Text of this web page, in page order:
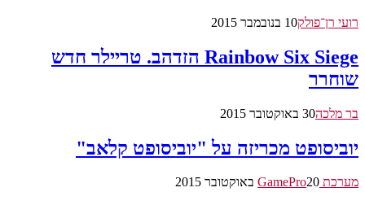
רועי רן־פולק10 בנובמבר 2015
Rainbow Six Siege הזדהב. טריילר חדש
שוחרר
בר מלכה30 באוקטובר 2015
יוביסופט מכריזה על "יוביסופט קלאב"
מערכת GamePro 20 באוקטובר 2015